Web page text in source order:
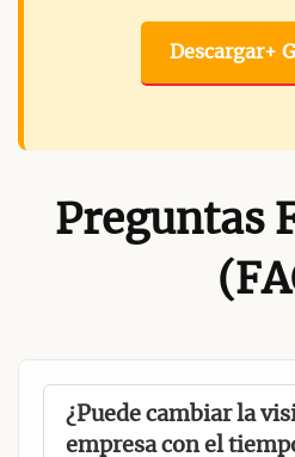
Descargar+
Preguntas
¿Puede cambiar la
empresa con el